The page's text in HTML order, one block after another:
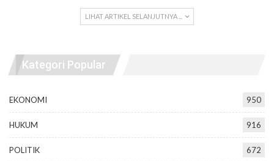
LIHAT ARTIKEL SELANJUTNYA ...
Kategori Popular
EKONOMI 950
HUKUM 916
POLITIK 672